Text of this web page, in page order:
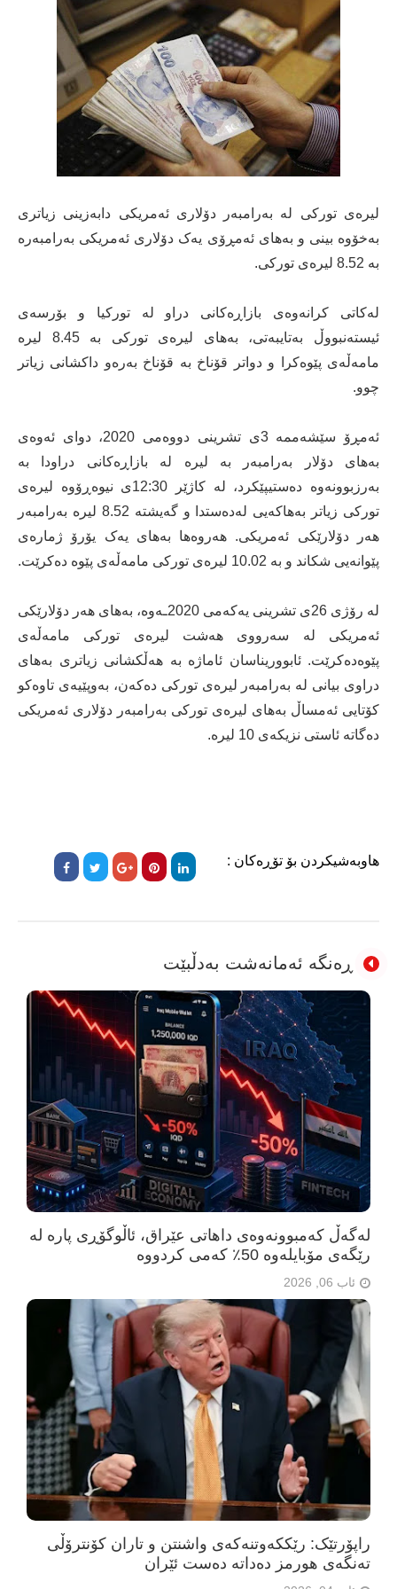
لیرەی تورکی لە بەرامبەر دۆلاری ئەمریکی دابەزینی زیاتری
بەخۆوە بینی و بەهای ئەمڕۆی یەک دۆلاری ئەمریکی بەرامبەرە
بە 8.52 لیرەی تورکی.
لەکاتی کرانەوەی بازاڕەکانی دراو لە تورکیا و بۆرسەی
ئیستەنبووڵ بەتایبەتی، بەهای لیرەی تورکی بە 8.45 لیرە
مامەڵەی پێوەکرا و دواتر قۆناخ بە قۆناخ بەرەو داکشانی زیاتر
چوو.
ئەمڕۆ سێشەممە 3ی تشرینی دووەمی 2020، دوای ئه‌وه‌ی
به‌های دۆلار بەرامبەر بە لیره لە بازاڕەکانی دراودا بە
بەرزبوونەوە ده‌ستیپێكرد، له‌ كاژێر 12:30ی نیوەڕۆوە لیرەی
تورکی زیاتر بەهاکەیی لەدەستدا و گەیشتە 8.52 لیرە بەرامبەر
هەر دۆلارێکی ئەمریکی. هەروەها بەهای یەک یۆرۆ ژمارەی
پێوانەیی شکاند و بە 10.02 لیرەی تورکی مامەڵەی پێوە دەکرێت.
لە رۆژی 26ی تشرینی یەکەمی 2020ـەوە، بەهای هەر دۆلارێکی
ئەمریکی لە سەرووی هەشت لیرەی تورکی مامەڵەی
پێوەدەکرێت. ئابووریناسان ئاماژە بە هەڵکشانی زیاتری بەهای
دراوی بیانی لە بەرامبەر لیرەی تورکی دەکەن، بەوپێیەی تاوەکو
کۆتایی ئەمساڵ بەهای لیرەی تورکی بەرامبەر دۆلاری ئەمریکی
دەگاتە ئاستی نزیکەی 10 لیرە.
هاوبەشیکردن بۆ تۆڕەکان :
ڕەنگە ئەمانەشت بەدڵبێت
لەگەڵ کەمبوونەوەی داهاتی عێراق، ئاڵوگۆڕی پارە لە
رێگەی مۆبایلەوە 50٪ کەمی کردووە
ئاب 06, 2026
راپۆرتێک: رێککەوتنەکەی واشنتن و تاران کۆنترۆڵی
تەنگەی هورمز دەداتە دەست ئێران